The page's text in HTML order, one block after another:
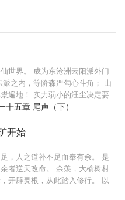
钱洒落地上，而后摇了摇头。
门走走......”
世界。 成为东沧洲云阳派外门
之内，等阶森严勾心斗角； 山
遍地！ 实力弱小的汪尘决定要
着苟着…… 他发现自己竟然成
十五章 尾声（下）
开始
，人之道补不足而奉有余。 是
者逆天改命。 余羡，大榆树村
开辟灵根，从此踏入修行。 以